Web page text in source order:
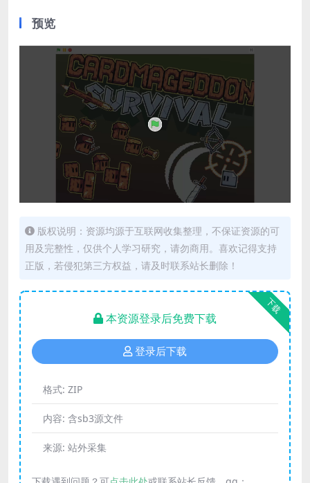
预览
版权说明：资源均源于互联网收集整理，不保证资源的可
用及完整性，仅供个人学习研究，请勿商用。喜欢记得支持
正版，若侵犯第三方权益，请及时联系站长删除！
下载
本资源登录后免费下载
登录后下载
格式: ZIP
内容: 含sb3源文件
来源: 站外采集